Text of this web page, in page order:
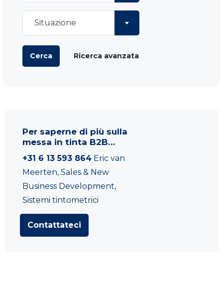
Situazione
Cerca Ricerca avanzata
Per saperne di più sulla
messa in tinta B2B…
+31 6 13 593 864 Eric van
Meerten, Sales & New
Business Development,
Sistemi tintometrici
Contattateci